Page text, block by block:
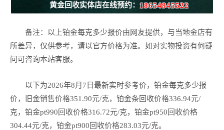
黄金回收实体店在线预约：18654945522
备注：以上铂金每克多少报价由网友提供，与当地金店有
所差异，仅供参考，请以官方价格为准。如对实物投资有何疑
问可咨询本站客服。
以下为2026年8月7日最新实时参考价，铂金每克多少报
价，旧金销售价格351.90元/克，铂金条回收价格336.94元/
克，铂金pt990回收价格316.72元/克，铂金pt950回收价格
304.44元/克，铂金pt900回收价格283.03元/克。